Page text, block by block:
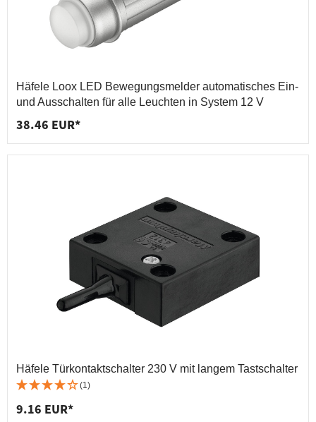
Häfele Loox LED Bewegungsmelder automatisches Ein-
und Ausschalten für alle Leuchten in System 12 V
38.46 EUR*
Häfele Türkontaktschalter 230 V mit langem Tastschalter
(1)
9.16 EUR*